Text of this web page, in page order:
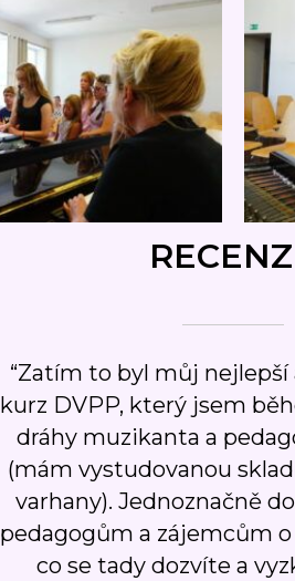
“Zatím to byl můj
kurz DVPP, který jsem
dráhy muzikanta a
(mám vystudovanou
varhany). Jednoznačně
pedagogům a zájemcům
co se tady dozvíte a